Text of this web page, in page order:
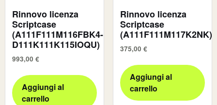
Rinnovo licenza
Scriptcase
(A111F111M116FBK4-
D111K111K115IOQU)
993,00 €
Aggiungi al
carrello
Rinnovo licenza
Scriptcase
(A111F111M117K2NK)
375,00 €
Aggiungi al
carrello